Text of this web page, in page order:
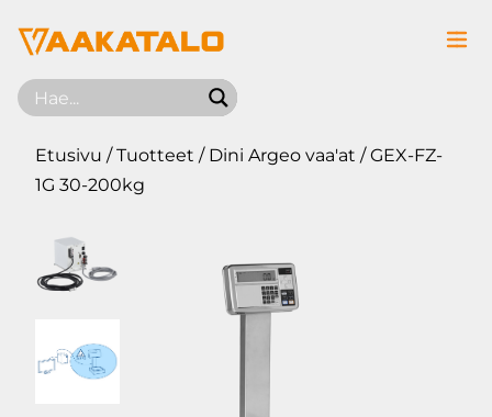
Etusivu /Tuotteet / Dini Argeo vaa'at / GEX-FZ-
1G 30-200kg